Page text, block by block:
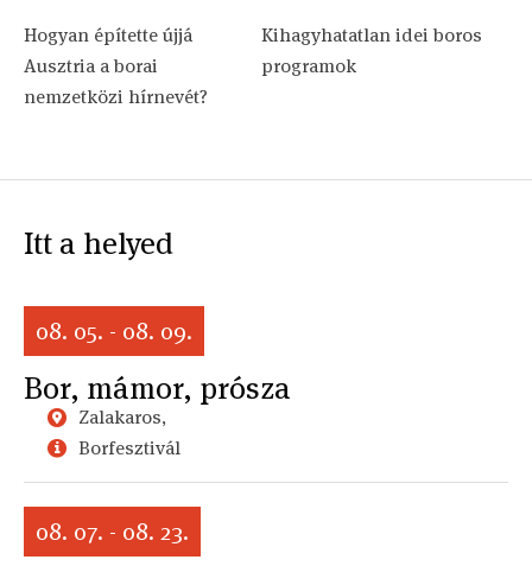
Hogyan építette újjá
Ausztria a borai
nemzetközi hírnevét?
Kihagyhatatlan idei boros
programok
Itt a helyed
08. 05. - 08. 09.
Bor, mámor, prósza
Zalakaros,
Borfesztivál
08. 07. - 08. 23.